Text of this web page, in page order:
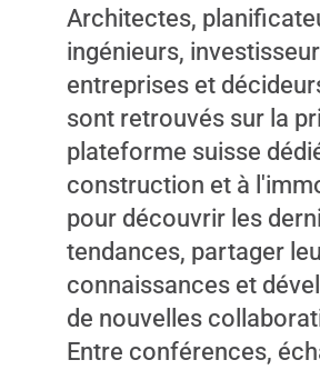
Architectes,
ingénieurs,
entreprises et
sont retrouvés sur la
plateforme suisse
construction et à
pour découvrir les
tendances, partager
connaissances et
de nouvelles
Entre conférences,